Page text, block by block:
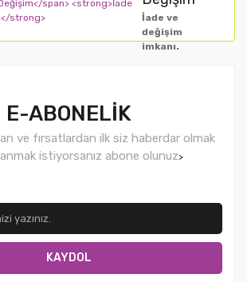
İade ve
değişim
imkanı.
E-ABONELİK
ve fırsatlardan ilk siz haberdar olmak
istiyorsanız abone olunuz>
KAYDOL